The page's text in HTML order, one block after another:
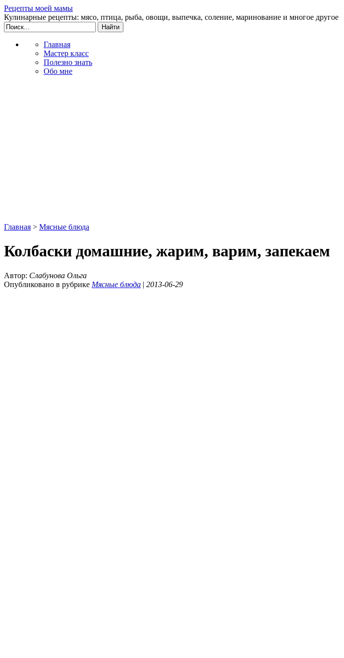
Рецепты моей мамы
Кулинарные рецепты: мясо, птица, рыба, овощи, выпечка, соление, маринование и многое другое
Главная
Мастер класс
Полезно знать
Обо мне
Главная > Мясные блюда
Колбаски домашние, жарим, варим, запекаем
Автор: Слабунова Ольга
Опубликовано в рубрике Мясные блюда | 2013-06-29